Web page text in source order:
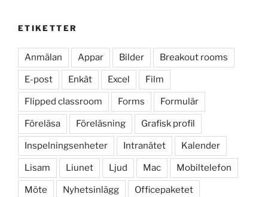
ETIKETTER
Anmälan Appar Bilder Breakout rooms
E-post Enkät Excel Film
Flipped classroom Forms Formulär
Föreläsa Föreläsning Grafisk profil
Inspelningsenheter Intranätet Kalender
Lisam Liunet Ljud Mac Mobiltelefon
Möte Nyhetsinlägg Officepaketet